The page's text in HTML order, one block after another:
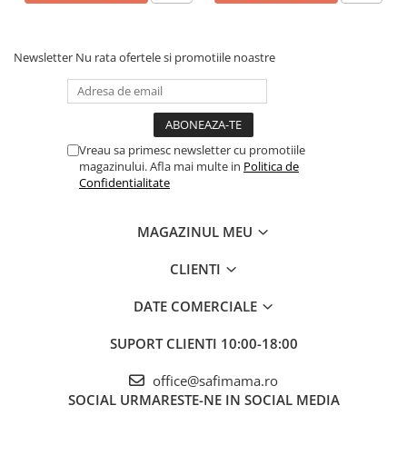
Newsletter Nu rata ofertele si promotiile noastre
Vreau sa primesc newsletter cu promotiile
magazinului. Afla mai multe in Politica de
Confidentialitate
MAGAZINUL MEU
CLIENTI
DATE COMERCIALE
SUPORT CLIENTI 10:00-18:00
office@safimama.ro
SOCIAL URMARESTE-NE IN SOCIAL MEDIA